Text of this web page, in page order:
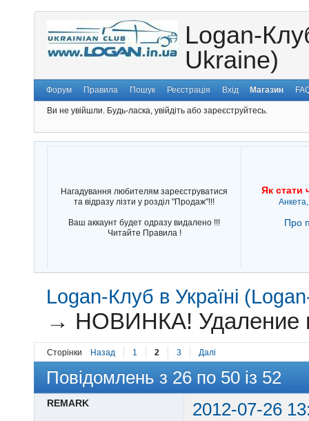
Logan-
Ukraine)
Форум Правила Пошук Реєстрація Вхід Магазин
Ви не увійшли. Будь-ласка, увійдіть або зареєструйтесь.
Нагадування любителям зареєструватися
та відразу лізти у розділ "Продаж"!!!
Ваш аккаунт будет одразу видалено !!!
Читайте Правила !
Як стати
Про
Logan-Клуб в Україні
→ НОВИНКА! Удаление
Сторінки Назад 1 2 3 Далі
Повідомлень з 26 по 50 із 52
REMARK 2012-07-26